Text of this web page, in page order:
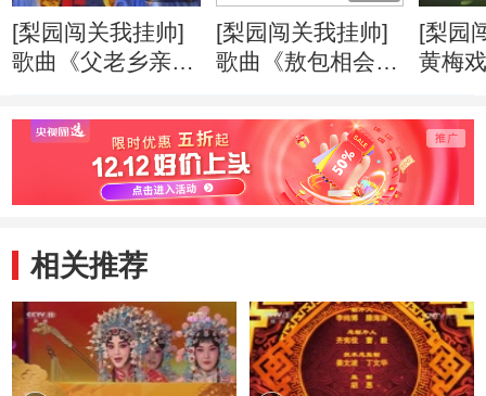
[梨园闯关我挂帅]
歌曲《父老乡亲》
[梨园闯关我挂帅]
歌曲《敖包相会》
景昌
[梨园
黄梅
之文
相关推荐